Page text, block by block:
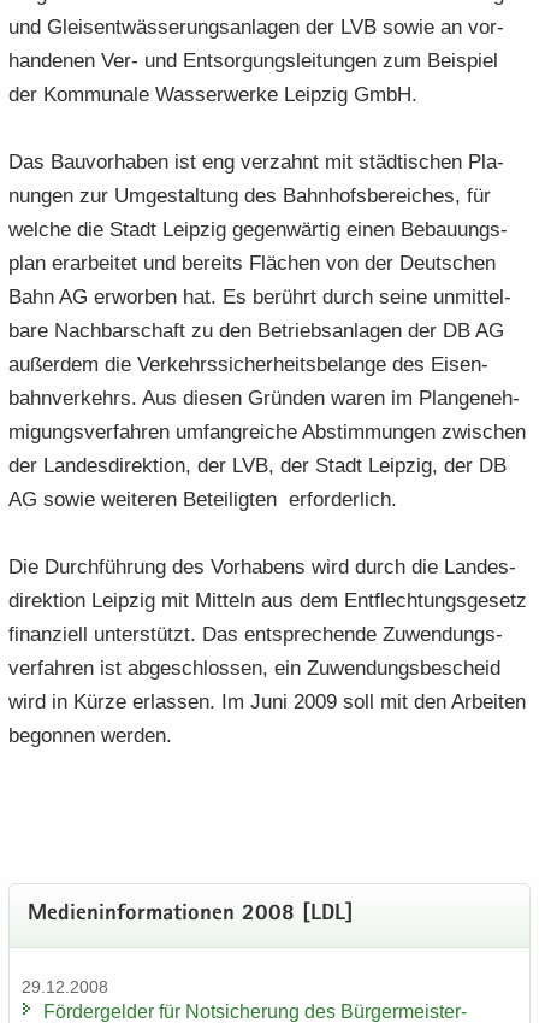
und Gleis­ent­wäs­se­rungs­an­la­gen der LVB sowie an vor­
han­de­nen Ver- und Ent­sor­gungs­lei­tun­gen zum Bei­spiel
der Kom­mu­na­le Was­ser­wer­ke Leip­zig GmbH.
Das Bau­vor­ha­ben ist eng ver­zahnt mit städ­ti­schen Pla­
nun­gen zur Um­ge­stal­tung des Bahn­hofs­be­rei­ches, für
wel­che die Stadt Leip­zig ge­gen­wär­tig einen Be­bau­ungs­
plan er­ar­bei­tet und be­reits Flä­chen von der Deut­schen
Bahn AG er­wor­ben hat. Es be­rührt durch seine un­mit­tel­
ba­re Nach­bar­schaft zu den Be­triebs­an­la­gen der DB AG
au­ßer­dem die Ver­kehrs­si­cher­heits­be­lan­ge des Ei­sen­
bahn­ver­kehrs. Aus die­sen Grün­den waren im Plan­ge­neh­
mi­gungs­ver­fah­ren um­fang­rei­che Ab­stim­mun­gen zwi­schen
der Lan­des­di­rek­ti­on, der LVB, der Stadt Leip­zig, der DB
AG sowie wei­te­ren Be­tei­lig­ten er­for­der­lich.
Die Durch­füh­rung des Vor­ha­bens wird durch die Lan­des­
di­rek­ti­on Leip­zig mit Mit­teln aus dem Ent­flech­tungs­ge­setz
fi­nan­zi­ell un­ter­stützt. Das ent­spre­chen­de Zu­wen­dungs­
ver­fah­ren ist ab­ge­schlos­sen, ein Zu­wen­dungs­be­scheid
wird in Kürze er­las­sen. Im Juni 2009 soll mit den Ar­bei­ten
be­gon­nen wer­den.
Me­di­en­in­for­ma­tio­nen 2008 [LDL]
29.12.2008
För­der­gel­der für Not­si­che­rung des Bürgermeister-​